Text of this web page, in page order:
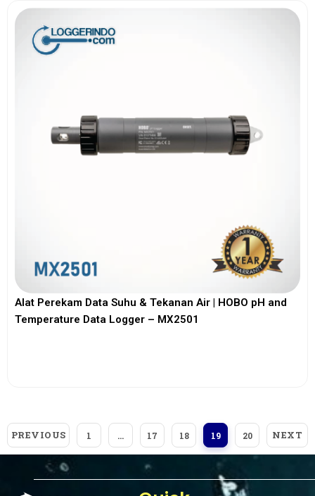
Alat Perekam Data Suhu & Tekanan Air | HOBO pH and
Temperature Data Logger – MX2501
PREVIOUS 1 … 17 18 19 20 NEXT